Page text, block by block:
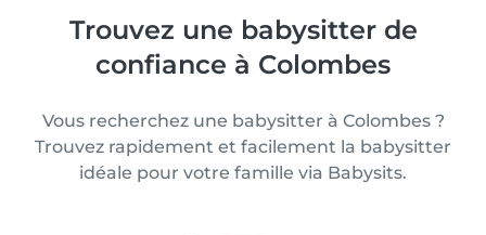
Trouvez une babysitter de
confiance à Colombes
Vous recherchez une babysitter à Colombes ?
Trouvez rapidement et facilement la babysitter
idéale pour votre famille via Babysits.